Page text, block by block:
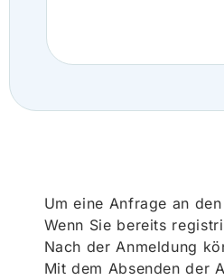
Um eine Anfrage an
Wenn Sie bereits
Nach der Anmeldung
Mit dem Absenden der